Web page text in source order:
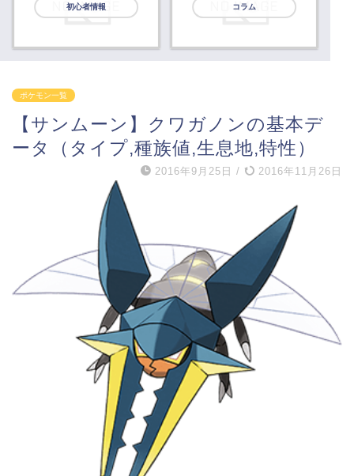
初心者情報 コラム
ポケモン一覧
【サンムーン】クワガノンの基本デ
ータ（タイプ,種族値,生息地,特性）
2016年9月25日 / 2016年11月26日